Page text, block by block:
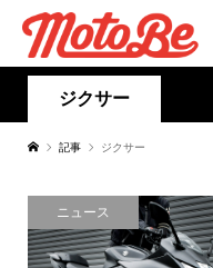
ジクサー
記事 ジクサー
ニュース